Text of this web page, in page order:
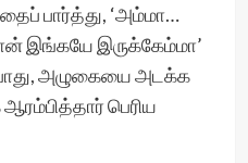
பார்த்து, ‘அம்மா…
இங்கயே இருக்கேம்மா’
அழுகையை அடக்க
பெரிய